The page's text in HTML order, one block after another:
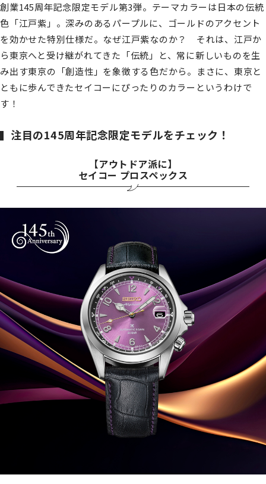
創業145周年記念限定モデル第3弾。テーマカラーは日本の伝統
色「江戸紫」。深みのあるパープルに、ゴールドのアクセント
を効かせた特別仕様だ。なぜ江戸紫なのか？ それは、江戸か
ら東京へと受け継がれてきた「伝統」と、常に新しいものを生
み出す東京の「創造性」を象徴する色だから。まさに、東京と
ともに歩んできたセイコーにぴったりのカラーというわけで
す！
注目の145周年記念限定モデルをチェック！
【アウトドア派に】
セイコー プロスペックス